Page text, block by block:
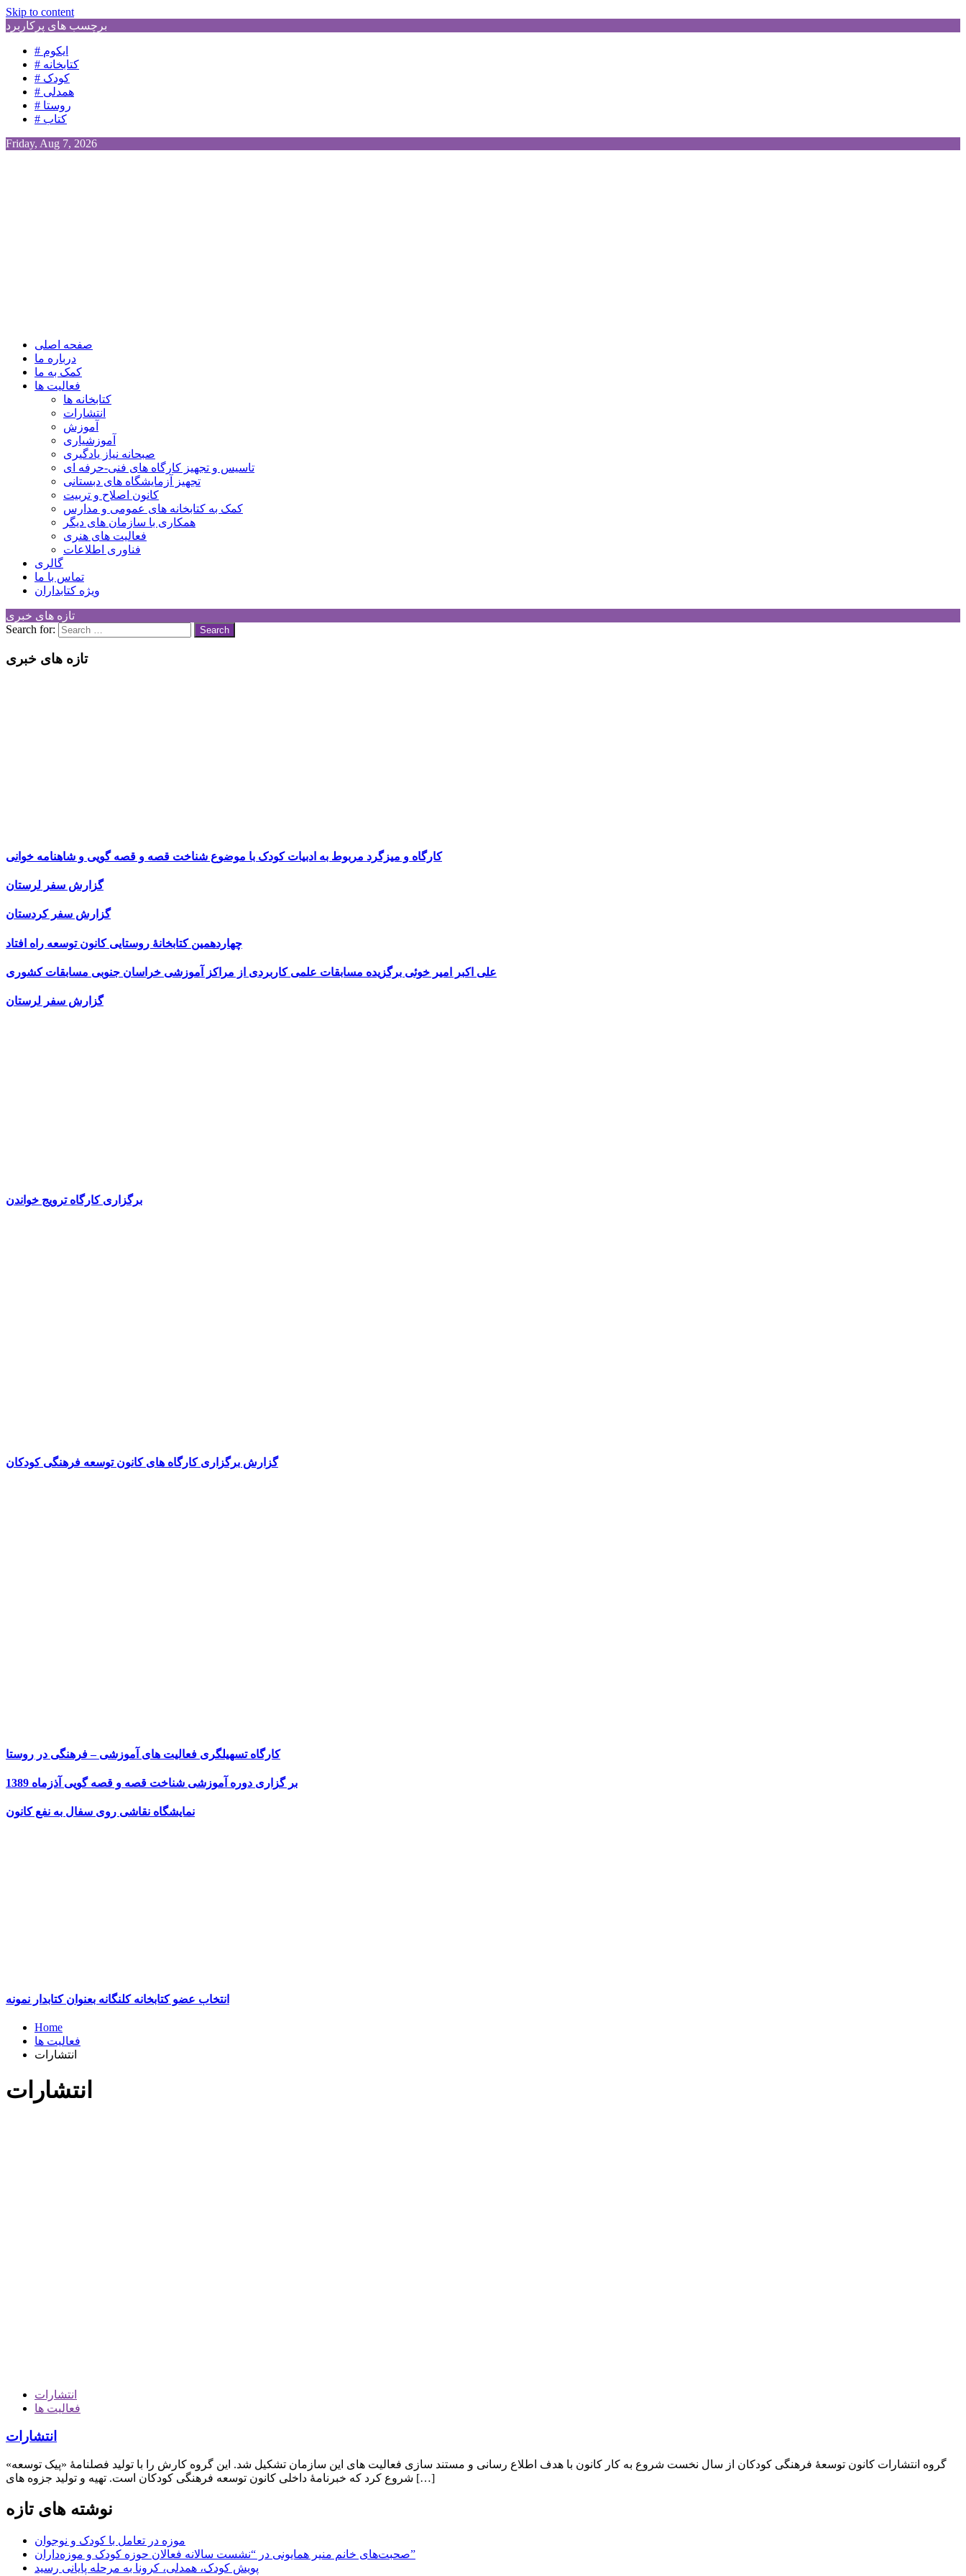
Skip to content
برچسب های پرکاربرد
# ایکوم
# کتابخانه
# کودک
# همدلی
# روستا
# کتاب
Friday, Aug 7, 2026
Children Cultural Development Center
صفحه اصلی
درباره ما
کمک به ما
فعالیت ها
کتابخانه ها
انتشارات
آموزش
آموزشیاری
صبحانه نیاز یادگیری
تاسیس و تجهیز کارگاه های فنی-حرفه ای
تجهیز آزمایشگاه های دبستانی
کانون اصلاح و تربیت
کمک به کتابخانه های عمومی و مدارس
همکاری با سازمان های دیگر
فعالیت های هنری
فناوری اطلاعات
گالری
تماس با ما
ویژه کتابداران
تازه های خبری
Search for:
تازه های خبری
کارگاه و میزگرد مربوط به ادبیات کودک با موضوع شناخت قصه و قصه گویی و شاهنامه خوانی
گزارش سفر لرستان
گزارش سفر کردستان
چهاردهمین کتابخانۀ روستایی کانون توسعه راه افتاد
علی اکبر امیر خوئی برگزیده مسابقات علمی کاربردی از مراکز آموزشی خراسان جنوبی مسابقات کشوری
گزارش سفر لرستان
برگزاری کارگاه ترویج خواندن
گزارش برگزاری کارگاه های کانون توسعه فرهنگی کودکان
کارگاه تسهیلگری فعالیت های آموزشی – فرهنگی در روستا
بر گزاری دوره آموزشی شناخت قصه و قصه گویی آذزماه 1389
نمایشگاه نقاشی روی سفال به نفع کانون
انتخاب عضو کتابخانه کلنگانه بعنوان کتابدار نمونه
Home
فعالیت ها
انتشارات
انتشارات
انتشارات
فعالیت ها
انتشارات
گروه انتشارات کانون توسعۀ فرهنگی کودکان از سال نخست شروع به کار کانون با هدف اطلاع رسانی و مستند سازی فعالیت های این سازمان تشکیل شد. این گروه کارش را با تولید فصلنامۀ «پیک توسعه»
شروع کرد که خبرنامۀ داخلی کانون توسعه فرهنگی کودکان است. تهیه و تولید جزوه های […]
نوشته های تازه
موزه در تعامل با کودک و نوجوان
صحبت‌های خانم منیر همایونی در “نشست سالانه فعالان حوزه کودک و موزه‌داران”
پویش کودک، همدلی، کرونا به مرحله پایانی رسید